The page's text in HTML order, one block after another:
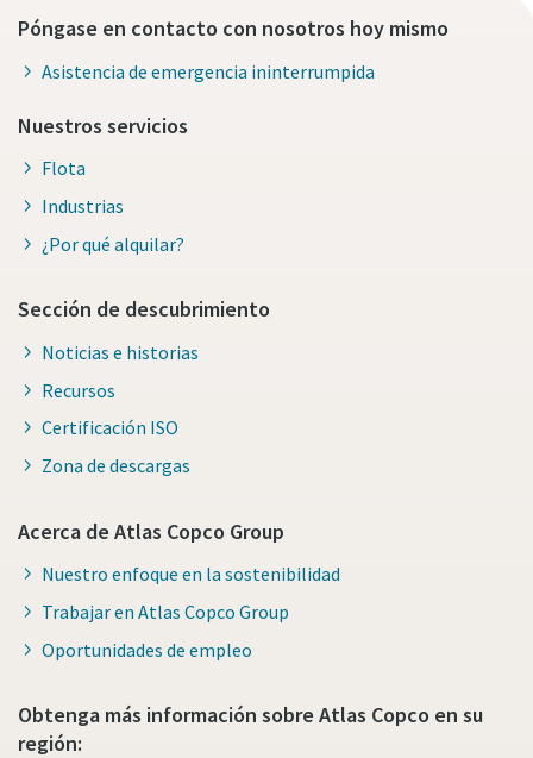
Póngase en contacto con nosotros hoy mismo
Asistencia de emergencia ininterrumpida
Nuestros servicios
Flota
Industrias
¿Por qué alquilar?
Sección de descubrimiento
Noticias e historias
Recursos
Certificación ISO
Zona de descargas
Acerca de Atlas Copco Group
Nuestro enfoque en la sostenibilidad
Trabajar en Atlas Copco Group
Oportunidades de empleo
Obtenga más información sobre Atlas Copco en su
región: